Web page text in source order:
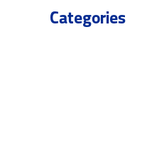
Categories